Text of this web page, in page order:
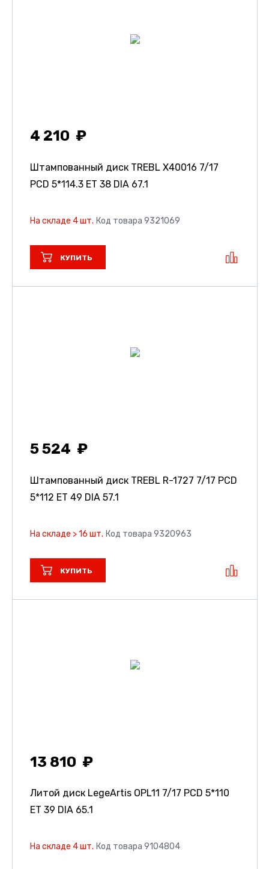
4 210
Штампованный диск TREBL X40016 7/17
PCD 5*114.3 ET 38 DIA 67.1
На складе 4 шт. Код товара 9321069
КУПИТЬ
5 524
Штампованный диск TREBL R-1727 7/17 PCD
5*112 ET 49 DIA 57.1
На складе > 16 шт. Код товара 9320963
КУПИТЬ
13 810
Литой диск LegeArtis OPL11 7/17 PCD 5*110
ET 39 DIA 65.1
На складе 4 шт. Код товара 9104804